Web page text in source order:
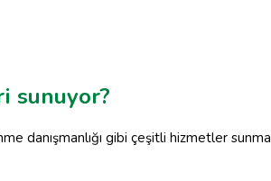
sunuyor?
gibi çeşitli hizmetler